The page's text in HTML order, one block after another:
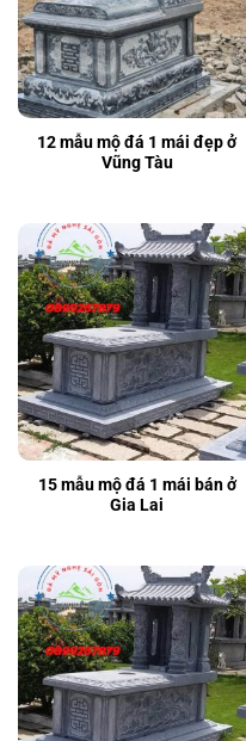
12 mẫu mộ đá 1 mái đẹp ở
Vũng Tàu
15 mẫu mộ đá 1 mái bán ở
Gia Lai